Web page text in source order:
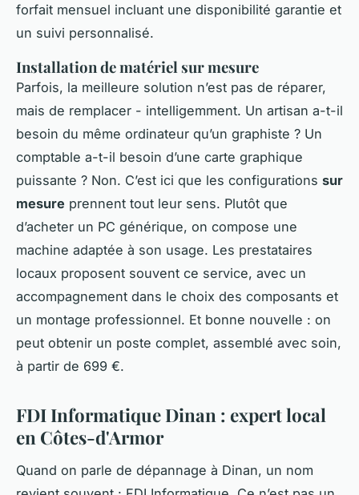
forfait mensuel incluant une disponibilité garantie et
un suivi personnalisé.
Installation de matériel sur mesure
Parfois, la meilleure solution n’est pas de réparer,
mais de remplacer - intelligemment. Un artisan a-t-il
besoin du même ordinateur qu’un graphiste ? Un
comptable a-t-il besoin d’une carte graphique
puissante ? Non. C’est ici que les configurations sur
mesure prennent tout leur sens. Plutôt que
d’acheter un PC générique, on compose une
machine adaptée à son usage. Les prestataires
locaux proposent souvent ce service, avec un
accompagnement dans le choix des composants et
un montage professionnel. Et bonne nouvelle : on
peut obtenir un poste complet, assemblé avec soin,
à partir de 699 €.
FDI Informatique Dinan : expert local
en Côtes-d'Armor
Quand on parle de dépannage à Dinan, un nom